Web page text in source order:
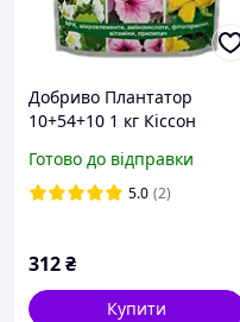
Добриво Плантатор
10+54+10 1 кг Кіссон
Готово до відправки
5.0 (2)
312₴
Купити